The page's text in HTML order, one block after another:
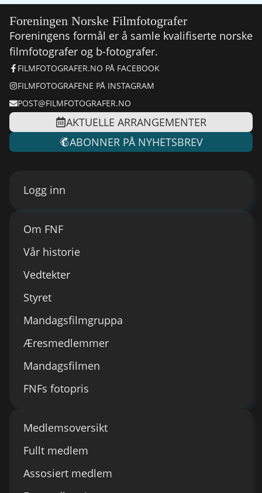
Foreningen Norske Filmfotografer
Foreningens formål er å samle kvalifiserte norske
filmfotografer og b-fotografer.
FILMFOTOGRAFER.NO PÅ FACEBOOK
FILMFOTOGRAFENE PÅ INSTAGRAM
POST@FILMFOTOGRAFER.NO
AKTUELLE ARRANGEMENTER
ABONNER PÅ NYHETSBREV
Om FNF
Vår historie
Vedtekter
Styret
Mandagsfilmgruppa
Æresmedlemmer
Mandagsfilmen
FNFs fotopris
Medlemsoversikt
Fullt medlem
Assosiert medlem
Logg inn